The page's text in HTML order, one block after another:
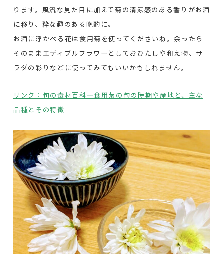
ります。風流な見た目に加えて菊の清涼感のある香りがお酒
に移り、粋な趣のある晩酌に。
お酒に浮かべる花は食用菊を使ってくださいね。余ったら
そのままエディブルフラワーとしておひたしや和え物、サ
ラダの彩りなどに使ってみてもいいかもしれません。
リンク：旬の食材百科―食用菊の旬の時期や産地と、主な
品種とその特徴